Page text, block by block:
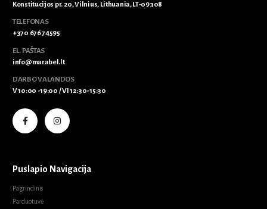
Konstitucijos pr. 20, Vilnius, Lithuania, LT-09308
+370 676 74595
info@marabel.lt
V 10:00 -19:00 / VI 12:30-15:30
Puslapio Navigacija